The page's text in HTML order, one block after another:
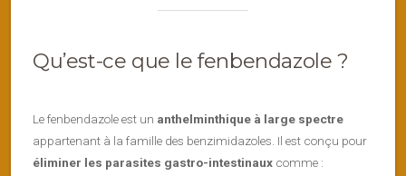
Qu’est-ce que le fenbendazole ?
Le fenbendazole est un anthelminthique à large spectre
appartenant à la famille des benzimidazoles. Il est conçu pour
éliminer les parasites gastro-intestinaux comme :